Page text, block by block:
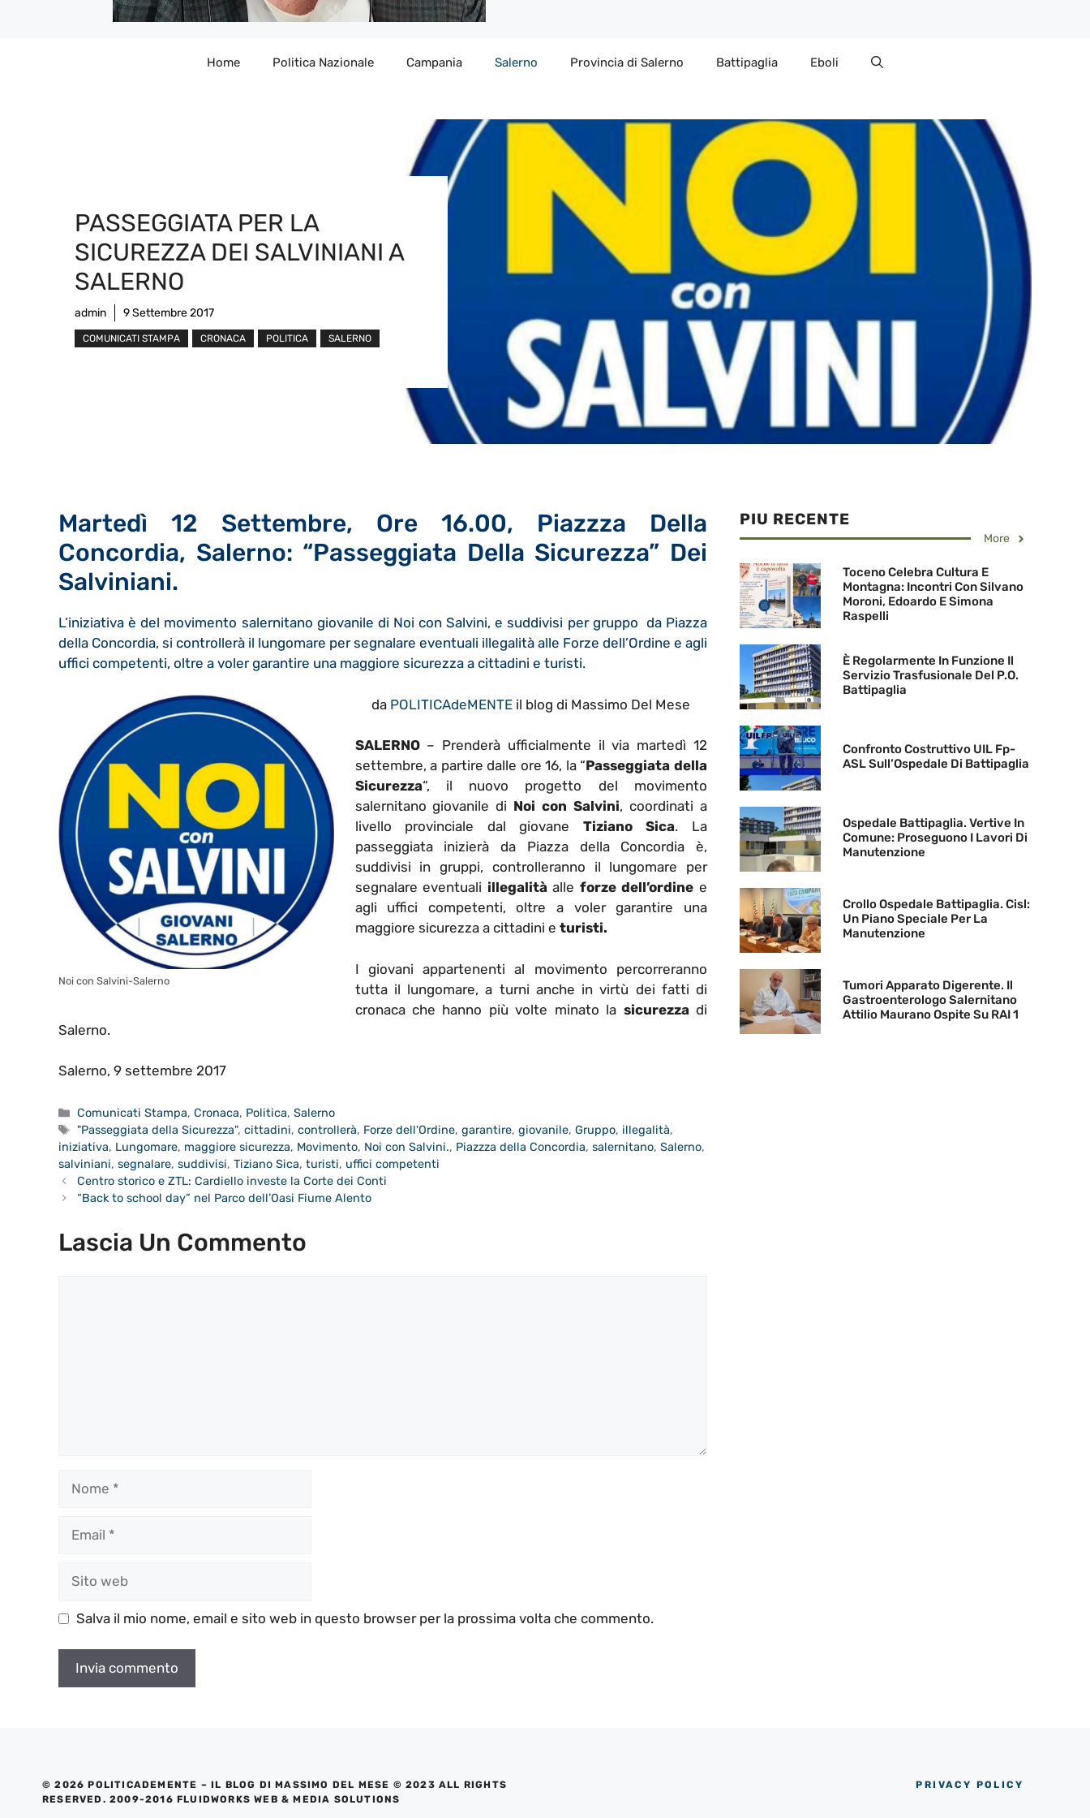
Home Politica Nazionale Campania Salerno Provincia di Salerno Battipaglia Eboli
PASSEGGIATA PER LA
SICUREZZA DEI SALVINIANI A
SALERNO
admin 9 Settembre 2017
COMUNICATI STAMPA CRONACA POLITICA SALERNO
Martedì 12 Settembre, Ore 16.00, Piazzza Della
Concordia, Salerno: “Passeggiata Della Sicurezza” Dei
Salviniani.
L’iniziativa è del movimento salernitano giovanile di Noi con Salvini, e suddivisi per gruppo da Piazza
della Concordia, si controllerà il lungomare per segnalare eventuali illegalità alle Forze dell’Ordine e agli
uffici competenti, oltre a voler garantire una maggiore sicurezza a cittadini e turisti.
Noi con Salvini-Salerno
da POLITICAdeMENTE il blog di Massimo Del Mese
SALERNO– Prenderà ufficialmente il via martedì 12
settembre, a partire dalle ore 16, la “Passeggiata della
Sicurezza“, il nuovo progetto del movimento
salernitano giovanile di Noi con Salvini, coordinati a
livello provinciale dal giovane Tiziano Sica. La
passeggiata inizierà da Piazza della Concordia è,
suddivisi in gruppi, controlleranno il lungomare per
segnalare eventuali illegalitàalle forze dell’ordine e
agli uffici competenti, oltre a voler garantire una
maggiore sicurezza a cittadini e turisti.
I giovani appartenenti al movimento percorreranno
tutta il lungomare, a turni anche in virtù dei fatti di
cronaca che hanno più volte minato la sicurezzadi
Salerno.
Salerno, 9 settembre 2017
Categorie
Comunicati Stampa,Cronaca, Politica,Salerno
Tag
"Passeggiata della Sicurezza",cittadini,controllerà, Forze dell'Ordine,garantire,giovanile,Gruppo, illegalità,
iniziativa, Lungomare, maggiore sicurezza, Movimento, Noi con Salvini., Piazzza della Concordia, salernitano, Salerno,
salviniani, segnalare, suddivisi, Tiziano Sica, turisti, uffici competenti
Centro storico e ZTL: Cardiello investe la Corte dei Conti
“Back to school day” nel Parco dell’Oasi Fiume Alento
Lascia Un Commento
web
Salva il mio nome, email e sito web in questo browser per la prossima volta che commento.
PIU RECENTE
More
Toceno Celebra Cultura E
Montagna: Incontri Con Silvano
Moroni, Edoardo E Simona
Raspelli
È Regolarmente In Funzione Il
Servizio Trasfusionale Del P.O.
Battipaglia
Confronto Costruttivo UIL Fp-
ASL Sull’Ospedale Di Battipaglia
Ospedale Battipaglia. Vertive In
Comune: Proseguono I Lavori Di
Manutenzione
Crollo Ospedale Battipaglia. Cisl:
Un Piano Speciale Per La
Manutenzione
Tumori Apparato Digerente. Il
Gastroenterologo Salernitano
Attilio Maurano Ospite Su RAI 1
© 2026 POLITICADEMENTE – IL BLOG DI MASSIMO DEL MESE © 2023 ALL RIGHTS
RESERVED. 2009-2016 FLUIDWORKS WEB & MEDIA SOLUTIONS
PRIVACY POLICY